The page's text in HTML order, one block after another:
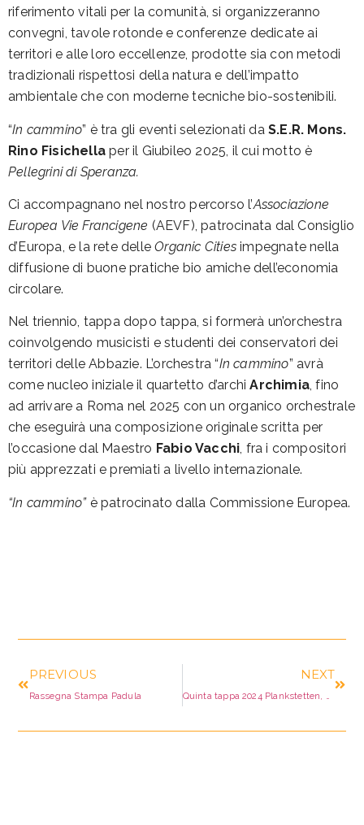
riferimento vitali per la comunità, si organizzeranno
convegni, tavole rotonde e conferenze dedicate ai
territori e alle loro eccellenze, prodotte sia con metodi
tradizionali rispettosi della natura e dell’impatto
ambientale che con moderne tecniche bio-sostenibili.
“In cammino” è tra gli eventi selezionati daS.E.R. Mons.
Rino Fisichella per il Giubileo 2025, il cui motto è
Pellegrini di Speranza.
Ci accompagnano nel nostro percorso l’Associazione
Europea Vie Francigene (AEVF), patrocinata dal Consiglio
d’Europa, e la rete delleOrganic Cities impegnate nella
diffusione di buone pratiche bio amiche dell’economia
circolare.
Nel triennio, tappa dopo tappa, si formerà un’orchestra
coinvolgendo musicisti e studenti dei conservatori dei
territori delle Abbazie. L’orchestra “In cammino” avrà
come nucleo iniziale il quartetto d’archiArchimia, fino
ad arrivare a Roma nel 2025 con un organico orchestrale
che eseguirà una composizione originale scritta per
l’occasione dal Maestro Fabio Vacchi, fra i compositori
più apprezzati e premiati a livello internazionale.
“In cammino”è patrocinato dalla Commissione Europea.
PREVIOUS
Rassegna Stampa Padula
NEXT
Quinta tappa 2024 Plankstetten, Germania